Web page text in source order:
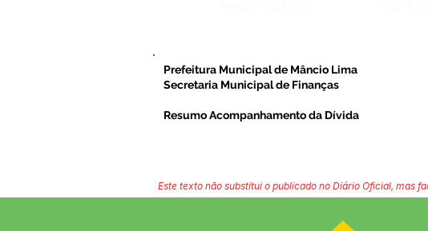
Prefeitura Municipal de Mâncio Lima
Secretaria Municipal de Finanças
Resumo Acompanhamento da Dívida
Este texto não substitui o publicado no Diário Oficial, mas